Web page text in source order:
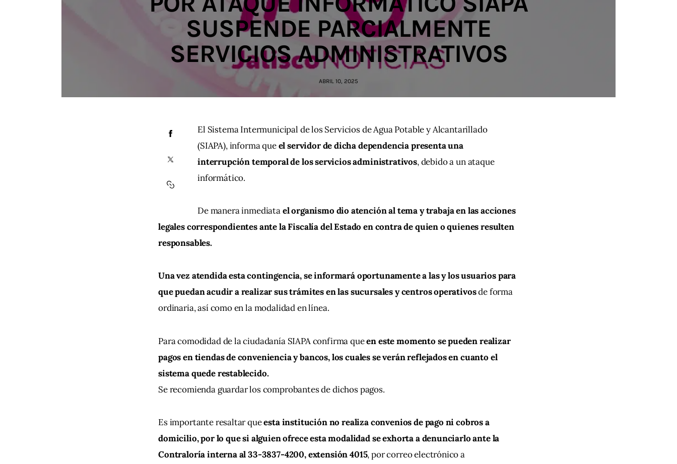
SUSPENDE PARCIALMENTE
SERVICIOS ADMINISTRATIVOS
ABRIL 10, 2025
El Sistema Intermunicipal de los Servicios de Agua Potable y Alcantarillado
(SIAPA), informa que el servidor de dicha dependencia presenta una
interrupción temporal de los servicios administrativos, debido a un ataque
informático.
De manera inmediata el organismo dio atención al tema y trabaja en las acciones
legales correspondientes ante la Fiscalía del Estado en contra de quien o quienes resulten
responsables.
Una vez atendida esta contingencia, se informará oportunamente a las y los usuarios para
que puedan acudir a realizar sus trámites en las sucursales y centros operativos de forma
ordinaria, así como en la modalidad en línea.
Para comodidad de la ciudadanía SIAPA confirma que en este momento se pueden realizar
pagos en tiendas de conveniencia y bancos, los cuales se verán reflejados en cuanto el
sistema quede restablecido.
Se recomienda guardar los comprobantes de dichos pagos.
Es importante resaltar que esta institución no realiza convenios de pago ni cobros a
domicilio, por lo que si alguien ofrece esta modalidad se exhorta a denunciarlo ante la
Contraloría interna al 33-3837-4200, extensión 4015, por correo electrónico a